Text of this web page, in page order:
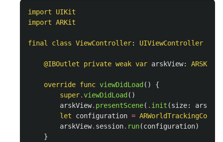
import
UIKit
import ARKit
final class ViewController: UIViewController
@IBOutlet private weak var arskView: ARSKView
override func viewDidLoad ()
{
super.viewDidLoad ()
arskView. presentScene( . init (size:
let
configuration =
arskView. session. run(configuration)
}